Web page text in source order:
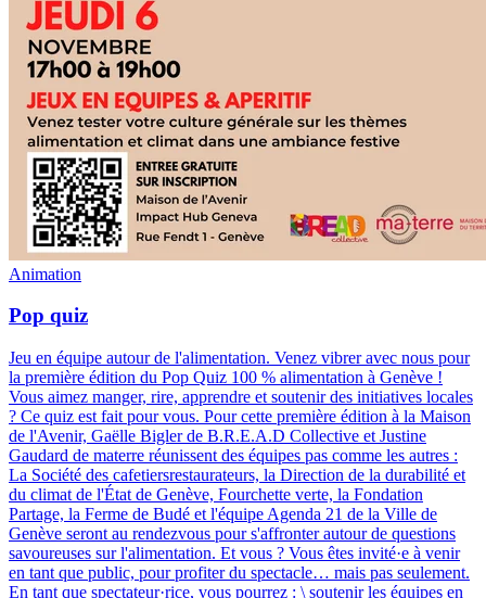
Animation
Pop quiz
Jeu en équipe autour de l'alimentation. Venez vibrer avec nous pour
la première édition du Pop Quiz 100 % alimentation à Genève !
Vous aimez manger, rire, apprendre et soutenir des initiatives locales
? Ce quiz est fait pour vous. Pour cette première édition à la Maison
de l'Avenir, Gaëlle Bigler de B.R.E.A.D Collective et Justine
Gaudard de materre réunissent des équipes pas comme les autres :
La Société des cafetiersrestaurateurs, la Direction de la durabilité et
du climat de l'État de Genève, Fourchette verte, la Fondation
Partage, la Ferme de Budé et l'équipe Agenda 21 de la Ville de
Genève seront au rendezvous pour s'affronter autour de questions
savoureuses sur l'alimentation. Et vous ? Vous êtes invité·e à venir
en tant que public, pour profiter du spectacle… mais pas seulement.
En tant que spectateur·rice, vous pourrez : \ soutenir les équipes en